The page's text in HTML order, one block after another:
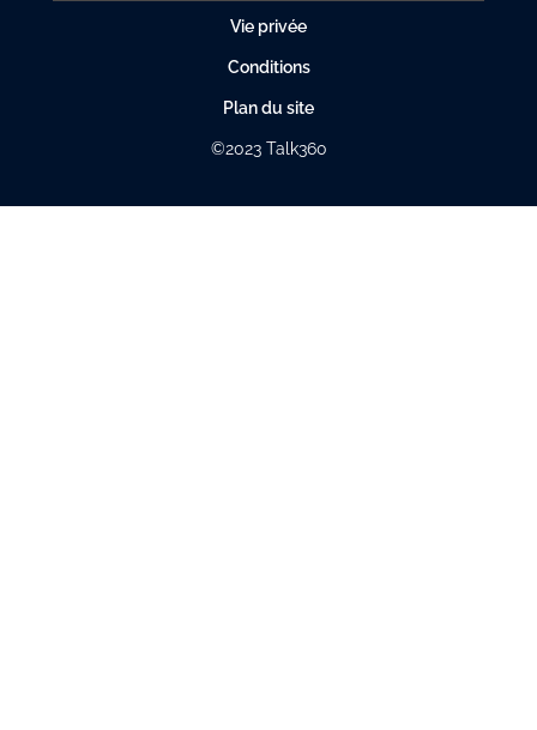
Vie privée
Conditions
Plan du site
©2023 Talk360